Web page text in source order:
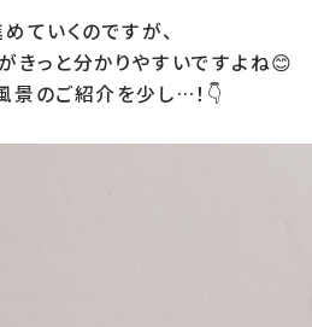
ていくのですが、
きっと分かりやすいですよね😊
景のご紹介を少し…！👇